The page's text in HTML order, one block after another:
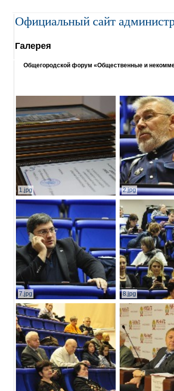
Официальный сайт
Галерея
Общегородской форум «Общественные и
1.jpg 2.jpg
7.jpg 8.jpg